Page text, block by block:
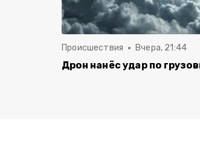
Происшествия Вчера, 21:44
Дрон нанёс удар по